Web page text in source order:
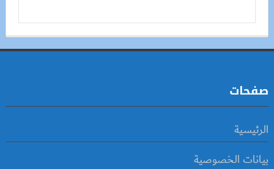
صفحات
الرئيسية
بيانات الخصوصية